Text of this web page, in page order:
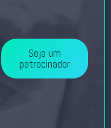
Seja um
patrocinador